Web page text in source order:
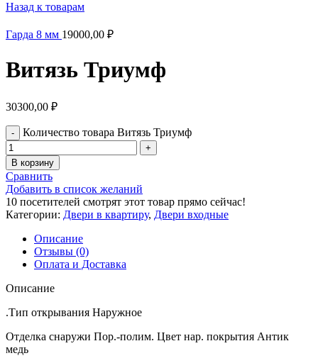
Назад к товарам
Гарда 8 мм 19000,00 ₽
Витязь Триумф
30300,00 ₽
Количество товара Витязь Триумф
В корзину
Сравнить
Добавить в список желаний
10 посетителей смотрят этот товар прямо сейчас!
Категории: Двери в квартиру, Двери входные
Описание
Отзывы (0)
Оплата и Доставка
Описание
.Тип открывания Наружное
Отделка снаружи Пор.-полим. Цвет нар. покрытия Антик
медь